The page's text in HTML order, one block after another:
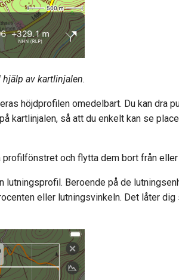
av kartlinjalen.
höjdprofilen omedelbart. Du kan dra
kartlinjalen, så att du enkelt kan se
och flytta dem bort från eller
lutningsprofil. Beroende på de
eller lutningsvinkeln. Det låter dig